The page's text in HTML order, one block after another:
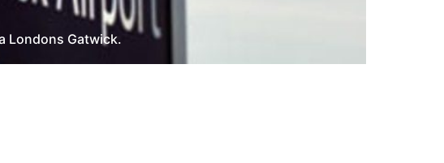
Londons Gatwick.